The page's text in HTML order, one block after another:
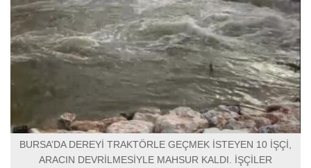
BURSA’DA DEREYİ TRAKTÖRLE GEÇMEK İSTEYEN 10 İŞÇİ,
ARACIN DEVRİLMESİYLE MAHSUR KALDI. İŞÇİLER